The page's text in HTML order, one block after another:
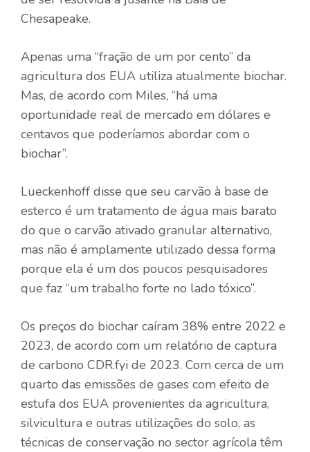
Chesapeake.
Apenas uma “fração de um por cento” da
agricultura dos EUA utiliza atualmente biochar.
Mas, de acordo com Miles, “há uma
oportunidade real de mercado em dólares e
centavos que poderíamos abordar com o
biochar”.
Lueckenhoff disse que seu carvão à base de
esterco é um tratamento de água mais barato
do que o carvão ativado granular alternativo,
mas não é amplamente utilizado dessa forma
porque ela é um dos poucos pesquisadores
que faz “um trabalho forte no lado tóxico”.
Os preços do biochar caíram 38% entre 2022 e
2023, de acordo com um relatório de captura
de carbono CDR.fyi de 2023. Com cerca de um
quarto das emissões de gases com efeito de
estufa dos EUA provenientes da agricultura,
silvicultura e outras utilizações do solo, as
técnicas de conservação no sector agrícola têm